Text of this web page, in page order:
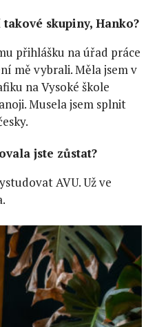
skupiny, Hanko?
přihlášku na úřad práce
mě vybrali. Měla jsem v
na Vysoké škole
Musela jsem splnit
jste zůstat?
AVU. Už ve